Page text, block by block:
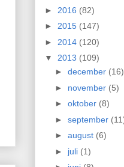
► 2016 (82)
► 2015 (147)
► 2014 (120)
▼ 2013 (109)
► december (16)
► november (5)
► oktober (8)
► september
► august (6)
► juli (1)